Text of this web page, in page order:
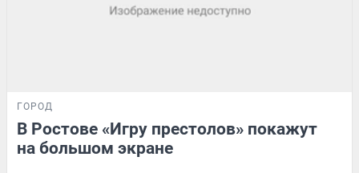
ГОРОД
В Ростове «Игру престолов» покажут
на большом экране